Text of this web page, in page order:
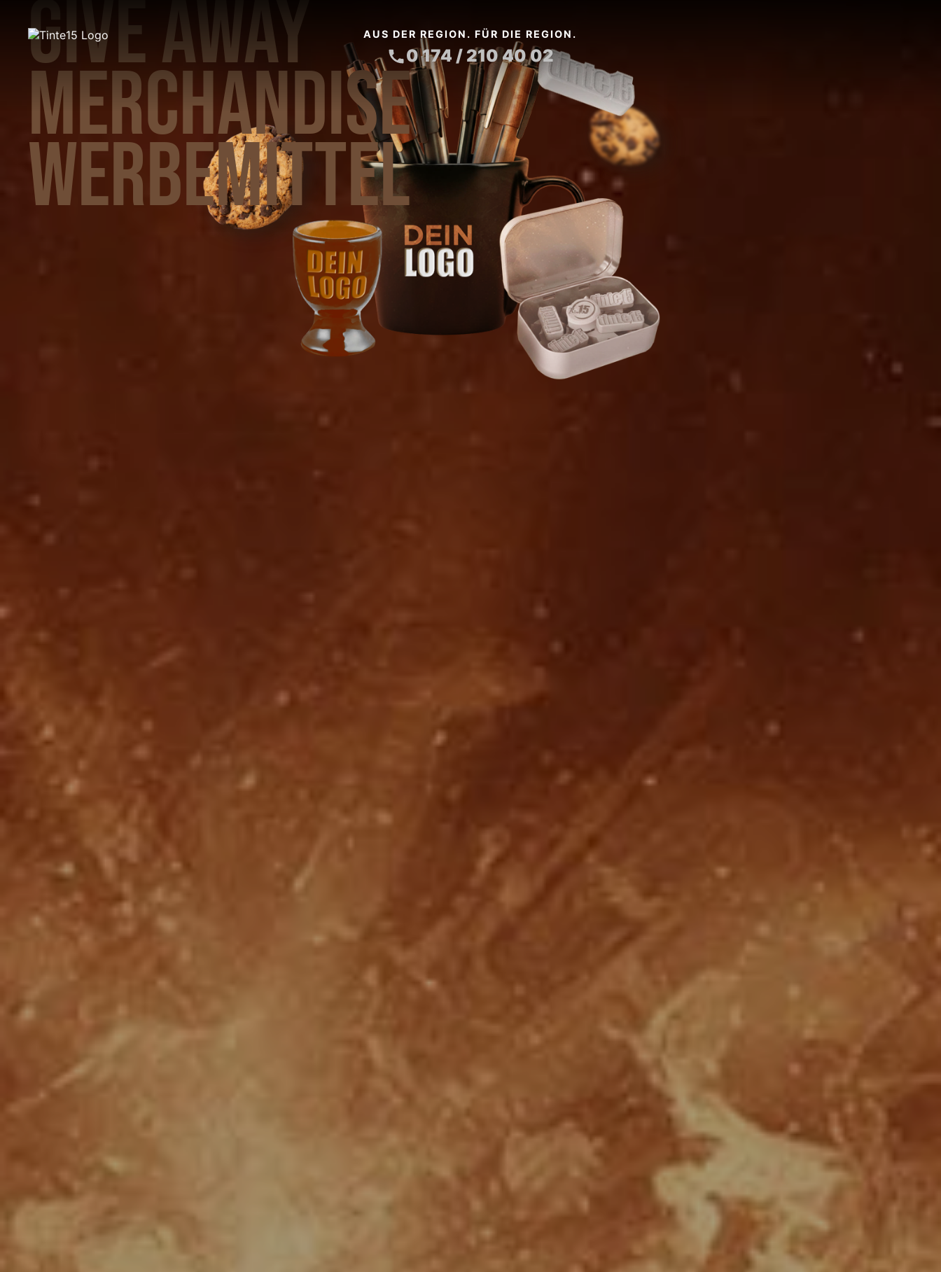
AUS DER REGION. FÜR DIE REGION.
0 174 / 210 40 02
GIVE AWAY
MERCHANDISE
WERBEMITTEL